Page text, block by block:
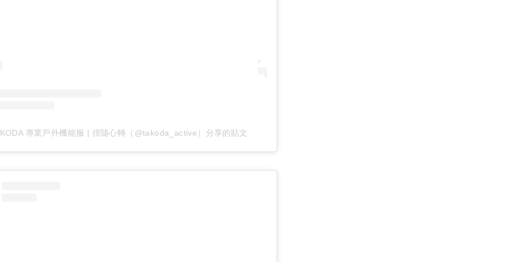
專業戶外機能服 | 徑隨心轉（@takoda_active）分享的貼文